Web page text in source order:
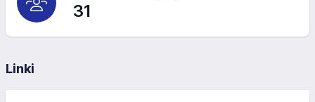
31
Linki